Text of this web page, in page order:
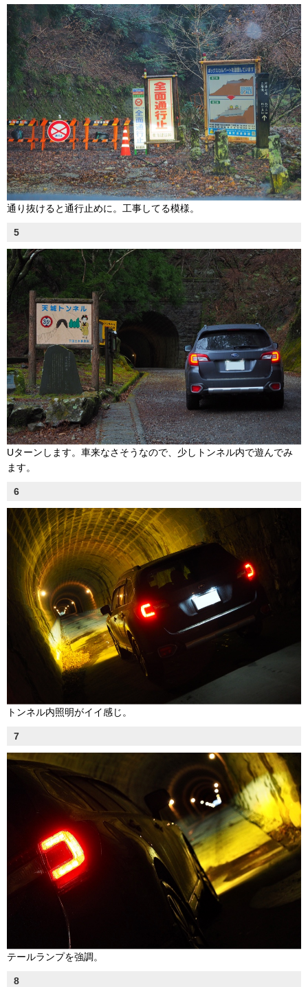
通り抜けると通行止めに。工事してる模様。
5
Uターンします。車来なさそうなので、少しトンネル内で遊んでみ
ます。
6
トンネル内照明がイイ感じ。
7
テールランプを強調。
8